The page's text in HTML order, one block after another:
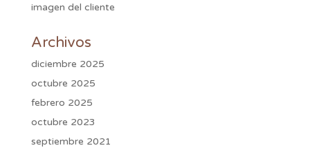
imagen del cliente
Archivos
diciembre 2025
octubre 2025
febrero 2025
octubre 2023
septiembre 2021